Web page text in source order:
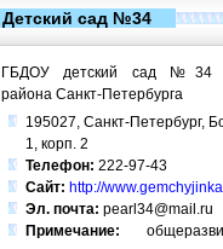
Детский сад №34
ГБДОУ детский сад №34
района Санкт-Петербурга
195027, Санкт-Петербург,
1, корп. 2
Телефон: 222-97-43
Сайт: http://
Эл. почта: pearl34@mail.ru
Примечание: